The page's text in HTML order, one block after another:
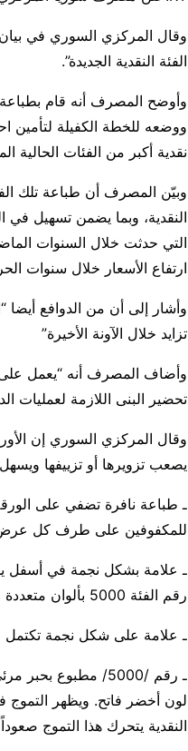
وقال المركزي السوري في بيان
الفئة النقدية الجديدة”.
وأوضح المصرف أنه قام بطباعة
ووضعه للخطة الكفيلة لتأمين
نقدية أكبر من الفئات الحالية
وبيّن المصرف أن طباعة تلك
النقدية، وبما يضمن تسهيل في
التي حدثت خلال السنوات
ارتفاع الأسعار خلال سنوات
وأشار إلى أن من الدوافع أيضا
تزايد خلال الآونة الأخيرة”
وأضاف المصرف أنه “يعمل على
تحضير البنى اللازمة لعمليات
يصعب تزويرها أو تزييفها
ـ طباعة نافرة تضفي على
للمكفوفين على طرف كل عرض
ـ علامة بشكل نجمة في أسفل
رقم الفئة 5000 بألوان متعددة عندما تلوى الورقة.
ـ علامة على شكل نجمة تكتمل
ـ رقم /5000/ مطبوع
لون أخضر فاتح. ويظهر التموج
النقدية يتحرك هذا التموج